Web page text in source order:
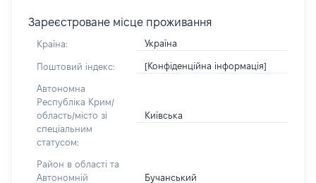
Зареєстроване місце проживання
Країна: Україна
Поштовий індекс: [Конфіденційна інформація]
Автономна
Республіка Крим/
область/місто зі
спеціальним
статусом:
Київська
Район в області та
Автономній
Бучанський